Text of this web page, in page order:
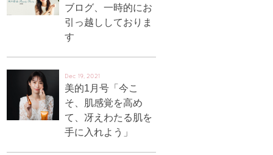
ブログ、一時的にお
引っ越ししておりま
す
Dec 19, 2021
美的1月号「今こ
そ、肌感覚を高め
て、冴えわたる肌を
手に入れよう」